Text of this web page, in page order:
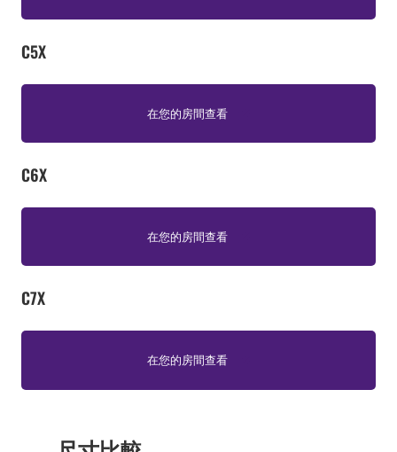
C5X
在您的房間查看
C6X
在您的房間查看
C7X
在您的房間查看